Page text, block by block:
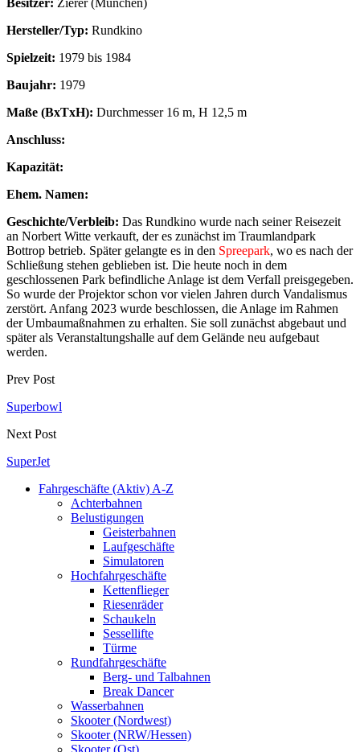
Hersteller/Typ: Rundkino
Spielzeit: 1979 bis 1984
Baujahr: 1979
Maße (BxTxH): Durchmesser 16 m, H 12,5 m
Anschluss:
Kapazität:
Ehem. Namen:
Geschichte/Verbleib: Das Rundkino wurde nach seiner Reisezeit
an Norbert Witte verkauft, der es zunächst im Traumlandpark
Bottrop betrieb. Später gelangte es in den Spreepark, wo es nach der
Schließung stehen geblieben ist. Die heute noch in dem
geschlossenen Park befindliche Anlage ist dem Verfall preisgegeben.
So wurde der Projektor schon vor vielen Jahren durch Vandalismus
zerstört. Anfang 2023 wurde beschlossen, die Anlage im Rahmen
der Umbaumaßnahmen zu erhalten. Sie soll zunächst abgebaut und
später als Veranstaltungshalle auf dem Gelände neu aufgebaut
werden.
Prev Post
Superbowl
Next Post
SuperJet
Fahrgeschäfte (Aktiv) A-Z
Achterbahnen
Belustigungen
Geisterbahnen
Laufgeschäfte
Simulatoren
Hochfahrgeschäfte
Kettenflieger
Riesenräder
Schaukeln
Sessellifte
Türme
Rundfahrgeschäfte
Berg- und Talbahnen
Break Dancer
Wasserbahnen
Skooter (Nordwest)
Skooter (NRW/Hessen)
Skooter (Ost)